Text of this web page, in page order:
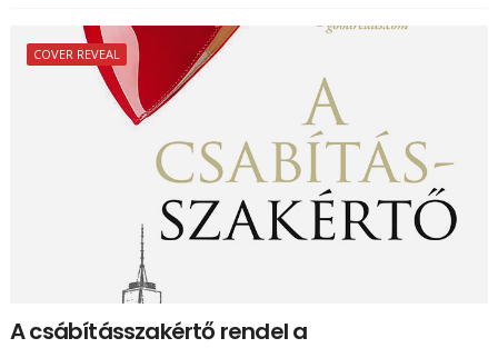
COVER REVEAL
A csábításszakértő rendel a